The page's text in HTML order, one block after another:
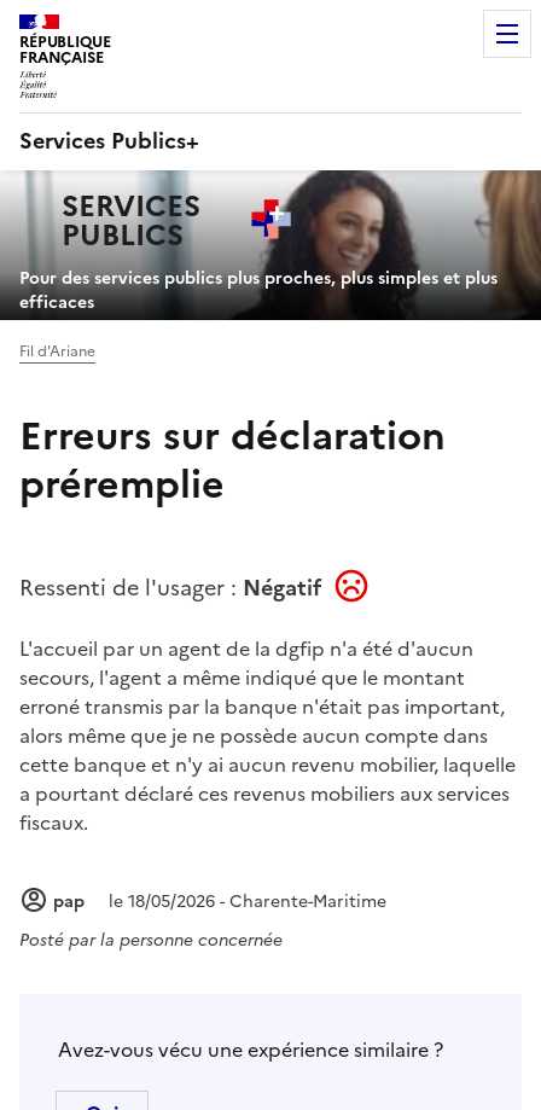
RÉPUBLIQUE
FRANÇAISE
Services Publics+
principaleSERVICES
PUBLICS+
Pour des services publics plus proches, plus simples et plus
efficaces
Fil d'Ariane
Erreurs sur déclaration
préremplie
Ressenti de l'usager : Négatif
L'accueil par un agent de la dgfip n'a été d'aucun
secours, l'agent a même indiqué que le montant
erroné transmis par la banque n'était pas important,
alors même que je ne possède aucun compte dans
cette banque et n'y ai aucun revenu mobilier, laquelle
a pourtant déclaré ces revenus mobiliers aux services
fiscaux.
pap
le 18/05/2026 - Charente-Maritime
Posté parla personne concernée
Avez-vous vécu une expérience similaire ?